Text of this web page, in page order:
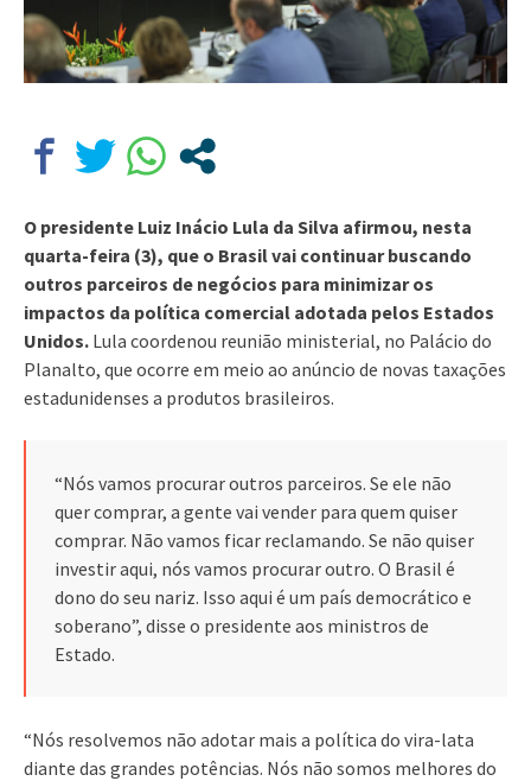
O presidente Luiz Inácio Lula da Silva afirmou, nesta
quarta-feira (3), que o Brasil vai continuar buscando
outros parceiros de negócios para minimizar os
impactos da política comercial adotada pelos Estados
Unidos. Lula coordenou reunião ministerial, no Palácio do
Planalto, que ocorre em meio ao anúncio de novas taxações
estadunidenses a produtos brasileiros.
“Nós vamos procurar outros parceiros. Se ele não
quer comprar, a gente vai vender para quem quiser
comprar. Não vamos ficar reclamando. Se não quiser
investir aqui, nós vamos procurar outro. O Brasil é
dono do seu nariz. Isso aqui é um país democrático e
soberano”, disse o presidente aos ministros de
Estado.
“Nós resolvemos não adotar mais a política do vira-lata
diante das grandes potências. Nós não somos melhores do